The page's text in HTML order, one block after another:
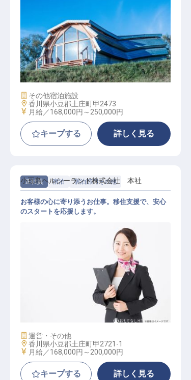
受付・販売スタッフ
施設業態
その他宿泊施設
勤務地
香川県小豆郡土庄町甲2473
給与
月給／168,000円～ 250,000円
キープする 詳しく見る
正社員 宿泊 宿泊部門その他
お客様係（コールセンター対応）
小豆島ヘルシーランド株式会社 本社
お客様の心に寄り添うお仕事。移住支援で、安心
のスタートを応援します。
施設業態
運営・その他
勤務地
香川県小豆郡土庄町甲2721-1
給与
月給／168,000円～ 200,000円
キープする 詳しく見る